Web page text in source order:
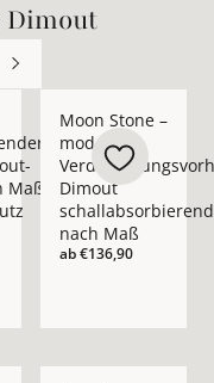
Dimout
Maß
Moon Stone –
moderner
Dimout
schallabsorbierend
nach Maß
ab€136,90